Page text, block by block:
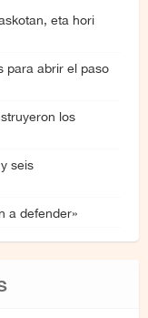
eta hori
para abrir el paso
los
seis
a defender»